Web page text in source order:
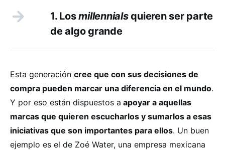
1. Losmillennialsquieren ser parte
de algo grande
Esta generación cree que con sus decisiones de
compra pueden marcar una diferencia en el mundo.
Y por eso están dispuestos a apoyar a aquellas
marcas que quieren escucharlos y sumarlos a esas
iniciativas que son importantes para ellos. Un buen
ejemplo es el de Zoé Water, una empresa mexicana